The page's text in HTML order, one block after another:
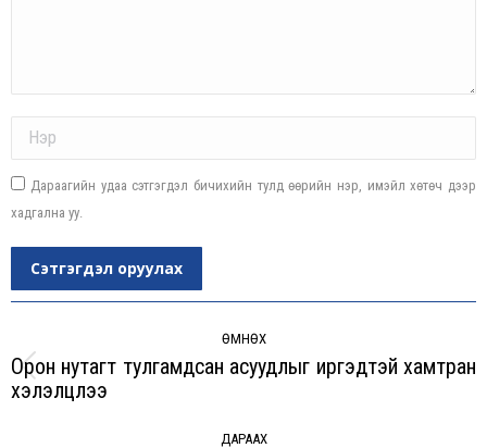
Дараагийн удаа сэтгэгдэл бичихийн тулд өөрийн нэр, имэйл хөтөч дээр
хадгална уу.
Сэтгэгдэл оруулах
navigation
ӨМНӨХ
Previous
Орон нутагт тулгамдсан асуудлыг иргэдтэй хамтран
хэлэлцлээ
ДАРААХ